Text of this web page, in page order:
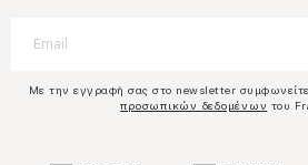
Με την εγγραφή σας στο newsletter
προσωπικών δεδομένων του